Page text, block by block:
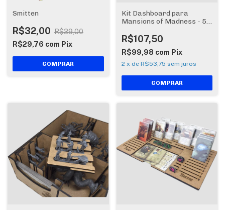
Smitten
R$32,00 R$39,00
R$29,76 com Pix
Kit Dashboard para
Mansions of Madness - 5
R$107,50
R$99,98 com Pix
2 x de R$53,75 sem juros